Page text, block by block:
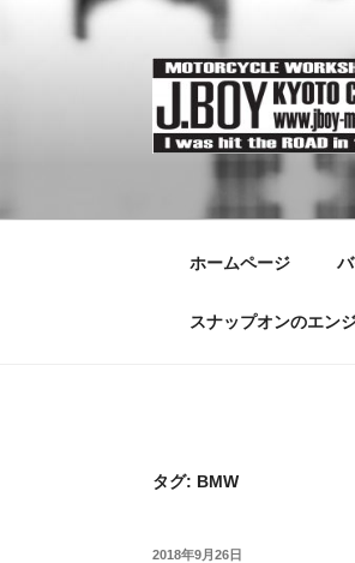
キ
ホームページ
スナップオンのエン
タグ: BMW
投
2018年9月26日